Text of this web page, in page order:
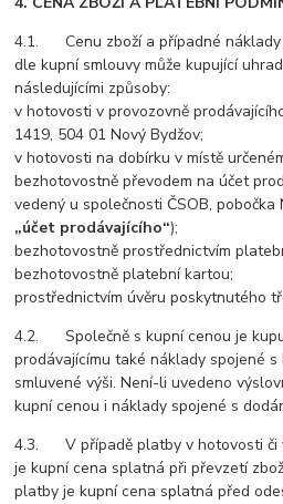
4.1. Cenu zboží a případné náklady
dle kupní smlouvy může kupující
následujícími způsoby:
v hotovosti v provozovně
1419, 504 01 Nový Bydžov;
v hotovosti na dobírku v místě
bezhotovostně převodem na účet
vedený u společnosti ČSOB, pobočka
„účet prodávajícího“);
bezhotovostně prostřednictvím
bezhotovostně platební kartou;
prostřednictvím úvěru poskytnutého
4.2. Společně s kupní cenou je
prodávajícímu také náklady spojené
smluvené výši. Není-li uvedeno
kupní cenou i náklady spojené s
4.3. V případě platby v hotovosti či
je kupní cena splatná při převzetí
platby je kupní cena splatná před